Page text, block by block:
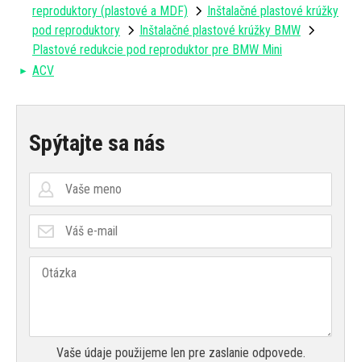
reproduktory (plastové a MDF)
Inštalačné plastové krúžky
pod reproduktory
Inštalačné plastové krúžky BMW
Plastové redukcie pod reproduktor pre BMW Mini
ACV
Spýtajte sa nás
Vaše údaje použijeme len pre zaslanie odpovede.